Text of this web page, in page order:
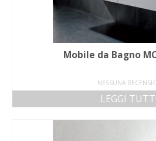
Mobile da Bagno
NESSUNA
LEGGI